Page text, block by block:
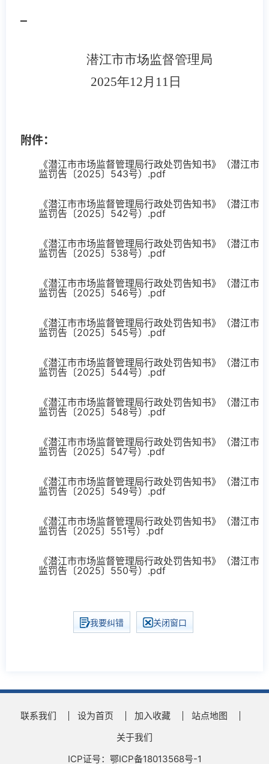
潜江市市场监督管理局
2025年12月11日
附件：
《潜江市市场监督管理局行政处罚告知书》（潜江市
监罚告〔2025〕543号）.pdf
《潜江市市场监督管理局行政处罚告知书》（潜江市
监罚告〔2025〕542号）.pdf
《潜江市市场监督管理局行政处罚告知书》（潜江市
监罚告〔2025〕538号）.pdf
《潜江市市场监督管理局行政处罚告知书》（潜江市
监罚告〔2025〕546号）.pdf
《潜江市市场监督管理局行政处罚告知书》（潜江市
监罚告〔2025〕545号）.pdf
《潜江市市场监督管理局行政处罚告知书》（潜江市
监罚告〔2025〕544号）.pdf
《潜江市市场监督管理局行政处罚告知书》（潜江市
监罚告〔2025〕548号）.pdf
《潜江市市场监督管理局行政处罚告知书》（潜江市
监罚告〔2025〕547号）.pdf
《潜江市市场监督管理局行政处罚告知书》（潜江市
监罚告〔2025〕549号）.pdf
《潜江市市场监督管理局行政处罚告知书》（潜江市
监罚告〔2025〕551号）.pdf
《潜江市市场监督管理局行政处罚告知书》（潜江市
监罚告〔2025〕550号）.pdf
我要纠错 关闭窗口
联系我们 设为首页 加入收藏
站点地图
关于我们
ICP证号：鄂ICP备18013568号-1